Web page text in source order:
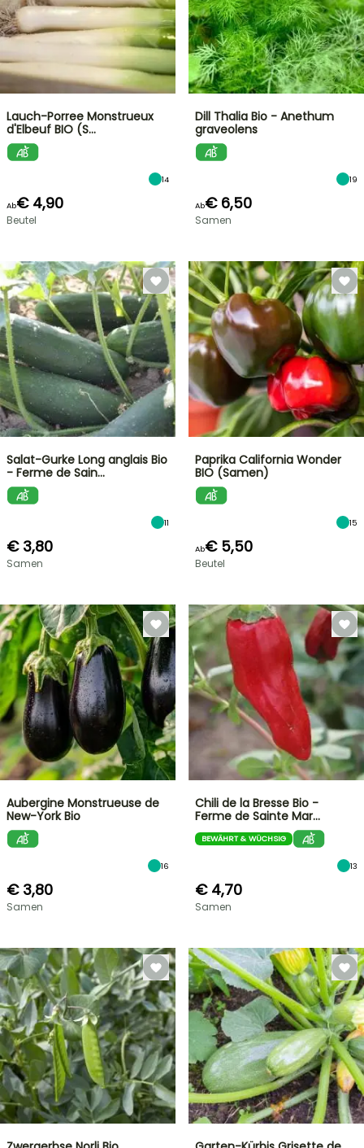
Lauch-Porree Monstrueux
d'Elbeuf BIO (S…
14
Ab€ 4,90
Beutel
Dill Thalia Bio - Anethum
graveolens
19
Ab€ 6,50
Samen
Salat-Gurke Long anglais Bio
- Ferme de Sain…
11
€ 3,80
Samen
Paprika California Wonder
BIO (Samen)
15
Ab€ 5,50
Beutel
Aubergine Monstrueuse de
New-York Bio
16
€ 3,80
Samen
Chili de la Bresse Bio -
Ferme de Sainte Mar…
BEWÄHRT & WÜCHSIG
13
€ 4,70
Samen